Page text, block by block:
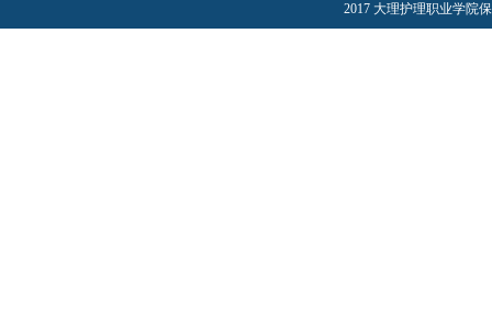
2017 大理护理职业学院